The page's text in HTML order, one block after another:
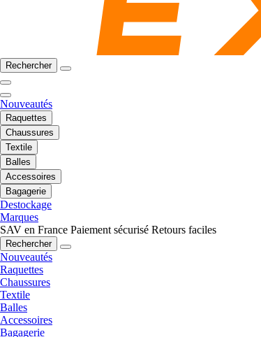
Rechercher
Nouveautés
Raquettes
Chaussures
Textile
Balles
Accessoires
Bagagerie
Destockage
Marques
SAV en France Paiement sécurisé Retours faciles
Rechercher
Nouveautés
Raquettes
Chaussures
Textile
Balles
Accessoires
Bagagerie